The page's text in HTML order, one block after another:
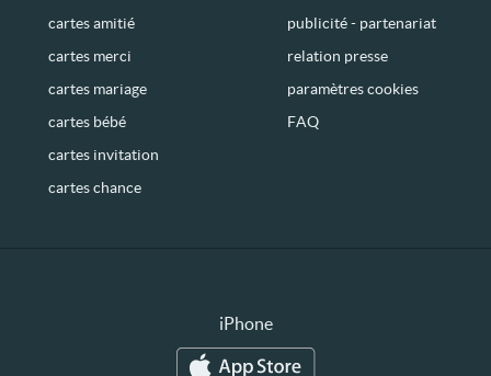
cartes amitié
cartes merci
cartes mariage
cartes bébé
cartes invitation
cartes chance
publicité - partenariat
relation presse
paramètres cookies
FAQ
iPhone